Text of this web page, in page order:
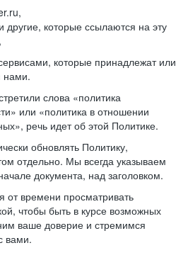
другие, которые ссылаются на эту
которые принадлежат или
нами.
слова «политика
или «политика в отношении
речь идет об этой Политике.
обновлять Политику,
отдельно. Мы всегда указываем
документа, над заголовком.
от времени просматривать
чтобы быть в курсе возможных
ваше доверие и стремимся
вами.